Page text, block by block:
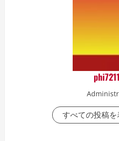
すべての投稿